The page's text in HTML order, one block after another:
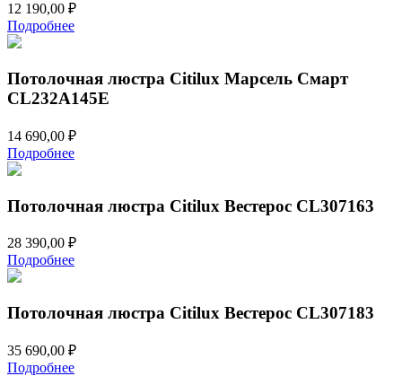
12 190,00 ₽
Подробнее
Потолочная люстра Citilux Марсель Смарт
CL232A145E
14 690,00 ₽
Подробнее
Потолочная люстра Citilux Вестерос CL307163
28 390,00 ₽
Подробнее
Потолочная люстра Citilux Вестерос CL307183
35 690,00 ₽
Подробнее